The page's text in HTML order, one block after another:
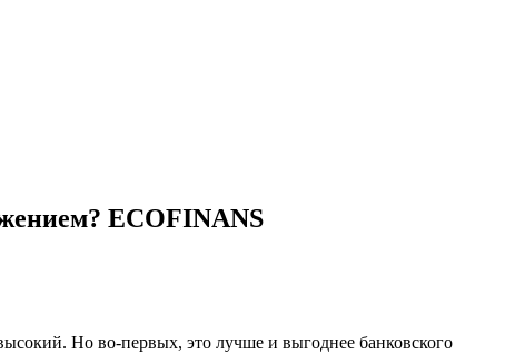
ECOFINANS
Но во-первых, это лучше и выгоднее банковского